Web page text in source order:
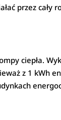
przez
ciepła.
z 1 kWh